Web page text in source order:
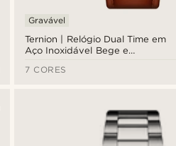
Ternion | Relógio Dual Time em
Aço Inoxidável Bege e
Gravável
7 CORES